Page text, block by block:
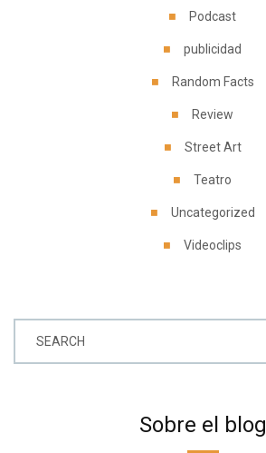
Podcast
publicidad
Random Facts
Review
Street Art
Teatro
Uncategorized
Videoclips
SEARCH
Sobre el blog